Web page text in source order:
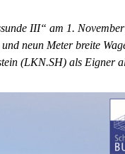
III“ am 1.
neun Meter breite
(LKN.SH) als